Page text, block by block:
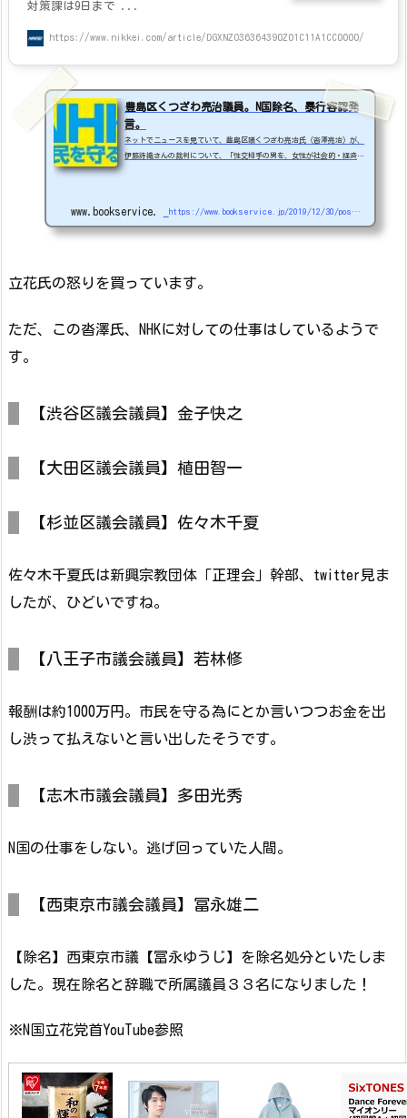
対策課は9日まで ...
https://www.nikkei.com/article/DGXNZO36364390Z01C11A1CC0000/
豊島区くつざわ亮治議員。N国除名、暴行容認発
言。
ネットでニュースを見ていて、豊島区議くつざわ亮治氏（沓澤亮治）が、
伊藤詩織さんの裁判について、「性交相手の男を、女性が社会的・経済的
が社会的・経済的に攻撃できるという判例ができてしまいました。恋をし
て結婚したい男女にとって最悪な判決です。日本を滅ぼしたい界隈は、少
www.bookservice.jp https://www.bookservice.jp/2019/12/30/post-40481
立花氏の怒りを買っています。
ただ、この沓澤氏、NHKに対しての仕事はしているようで
す。
【渋谷区議会議員】金子快之
【大田区議会議員】植田智一
【杉並区議会議員】佐々木千夏
佐々木千夏氏は新興宗教団体「正理会」幹部、twitter見ま
したが、ひどいですね。
【八王子市議会議員】若林修
報酬は約1000万円。市民を守る為にとか言いつつお金を出
し渋って払えないと言い出したそうです。
【志木市議会議員】多田光秀
N国の仕事をしない。逃げ回っていた人間。
【西東京市議会議員】冨永雄二
【除名】西東京市議【冨永ゆうじ】を除名処分といたしま
した。現在除名と辞職で所属議員３３名になりました！
※N国立花党首YouTube参照